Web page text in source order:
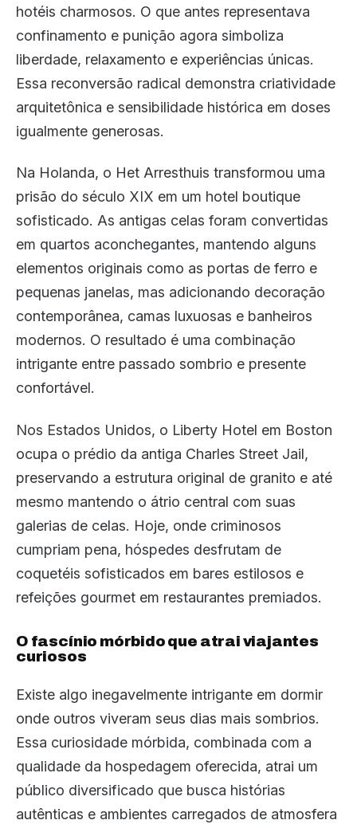
hotéis charmosos. O que antes representava
confinamento e punição agora simboliza
liberdade, relaxamento e experiências únicas.
Essa reconversão radical demonstra criatividade
arquitetônica e sensibilidade histórica em doses
igualmente generosas.
Na Holanda, o Het Arresthuis transformou uma
prisão do século XIX em um hotel boutique
sofisticado. As antigas celas foram convertidas
em quartos aconchegantes, mantendo alguns
elementos originais como as portas de ferro e
pequenas janelas, mas adicionando decoração
contemporânea, camas luxuosas e banheiros
modernos. O resultado é uma combinação
intrigante entre passado sombrio e presente
confortável.
Nos Estados Unidos, o Liberty Hotel em Boston
ocupa o prédio da antiga Charles Street Jail,
preservando a estrutura original de granito e até
mesmo mantendo o átrio central com suas
galerias de celas. Hoje, onde criminosos
cumpriam pena, hóspedes desfrutam de
coquetéis sofisticados em bares estilosos e
refeições gourmet em restaurantes premiados.
O fascínio mórbido que atrai viajantes
curiosos
Existe algo inegavelmente intrigante em dormir
onde outros viveram seus dias mais sombrios.
Essa curiosidade mórbida, combinada com a
qualidade da hospedagem oferecida, atrai um
público diversificado que busca histórias
autênticas e ambientes carregados de atmosfera